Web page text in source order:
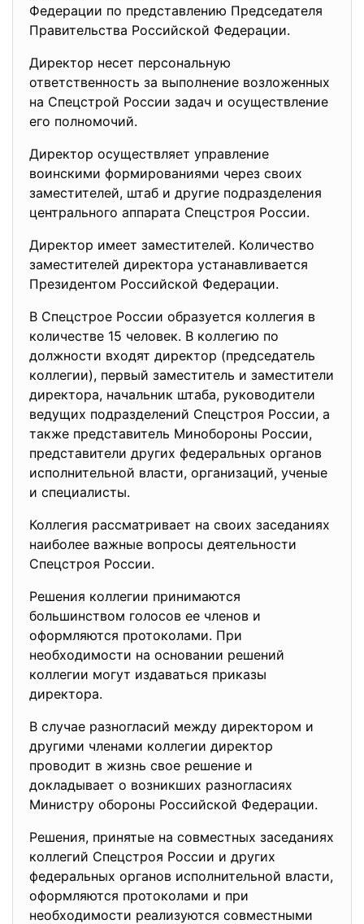
Федерации по представлению Председателя
Правительства Российской Федерации.
Директор несет персональную
ответственность за выполнение возложенных
на Спецстрой России задач и осуществление
его полномочий.
Директор осуществляет управление
воинскими формированиями через своих
заместителей, штаб и другие подразделения
центрального аппарата Спецстроя России.
Директор имеет заместителей. Количество
заместителей директора устанавливается
Президентом Российской Федерации.
В Спецстрое России образуется коллегия в
количестве 15 человек. В коллегию по
должности входят директор (председатель
коллегии), первый заместитель и заместители
директора, начальник штаба, руководители
ведущих подразделений Спецстроя России, а
также представитель Минобороны России,
представители других федеральных органов
исполнительной власти, организаций, ученые
и специалисты.
Коллегия рассматривает на своих заседаниях
наиболее важные вопросы деятельности
Спецстроя России.
Решения коллегии принимаются
большинством голосов ее членов и
оформляются протоколами. При
необходимости на основании решений
коллегии могут издаваться приказы
директора.
В случае разногласий между директором и
другими членами коллегии директор
проводит в жизнь свое решение и
докладывает о возникших разногласиях
Министру обороны Российской Федерации.
Решения, принятые на совместных заседаниях
коллегий Спецстроя России и других
федеральных органов исполнительной власти,
оформляются протоколами и при
необходимости реализуются совместными